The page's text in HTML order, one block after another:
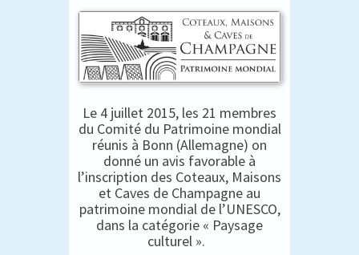
Le 4 juillet 2015, les 21 membres
du Comité du Patrimoine mondial
réunis à Bonn (Allemagne) on
donné un avis favorable à
l’inscription des Coteaux, Maisons
et Caves de Champagne au
patrimoine mondial de l’UNESCO,
dans la catégorie « Paysage
culturel ».